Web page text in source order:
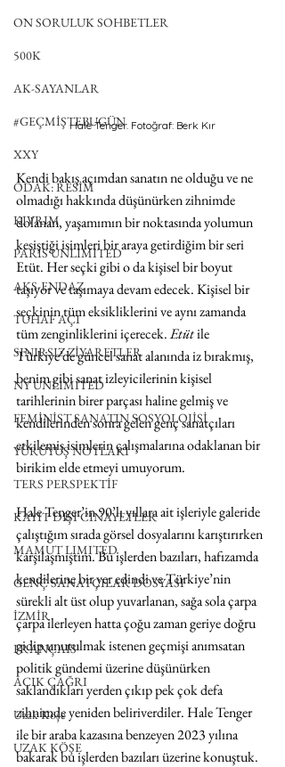
ON SORULUK SOHBETLER
500K
AK-SAYANLAR
#GEÇMİŞTEBUGÜN
XXY
ODAK: RESİM
KIVRIM
PARIS UNLIMITED
AKS-ENDAZ
TUHAF AÇI
SINIRSIZ ZİYARETLER
NY UNLIMITED
FEMİNİST SANATIN SOSYOLOJİSİ
YÜRÜYÜŞ NOTLARI
TERS PERSPEKTİF
KAYIT DIŞI CİNAYETLER
MAMUT LIMITED
GENÇ SANATÇILAR DOSYASI
İZMİR
FRANÇAIS
AÇIK ÇAĞRI
Uzak Köşe
UZAK KÖŞE
Hale Tenger. Fotoğraf: Berk Kır
Kendi bakış açımdan sanatın ne olduğu ve ne
olmadığı hakkında düşünürken zihnimde
dolanan, yaşamımın bir noktasında yolumun
kesiştiği isimleri bir araya getirdiğim bir seri
Etüt. Her seçki gibi o da kişisel bir boyut
taşıyor ve taşımaya devam edecek. Kişisel bir
seçkinin tüm eksikliklerini ve aynı zamanda
tüm zenginliklerini içerecek. Etüt ile
Türkiye’de güncel sanat alanında iz bırakmış,
benim gibi sanat izleyicilerinin kişisel
tarihlerinin birer parçası haline gelmiş ve
kendilerinden sonra gelen genç sanatçıları
etkilemiş isimlerin çalışmalarına odaklanan bir
birikim elde etmeyi umuyorum.
Hale Tenger’in 90’lı yıllara ait işleriyle galeride
çalıştığım sırada görsel dosyalarını karıştırırken
karşılaşmıştım. Bu işlerden bazıları, hafızamda
kendilerine bir yer edindi ve Türkiye’nin
sürekli alt üst olup yuvarlanan, sağa sola çarpa
çarpa ilerleyen hatta çoğu zaman geriye doğru
gidip unutulmak istenen geçmişi anımsatan
politik gündemi üzerine düşünürken
saklandıkları yerden çıkıp pek çok defa
zihnimde yeniden beliriverdiler. Hale Tenger
ile bir araba kazasına benzeyen 2023 yılına
bakarak bu işlerden bazıları üzerine konuştuk.